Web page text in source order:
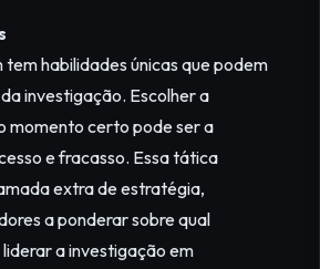
habilidades únicas que podem
investigação. Escolher a
momento certo pode ser a
e fracasso. Essa tática
extra de estratégia,
a ponderar sobre qual
a investigação em